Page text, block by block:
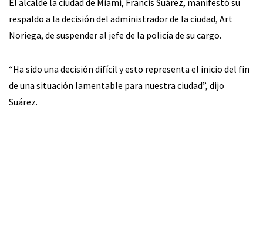
respaldo a la decisión del administrador de la ciudad, Art
Noriega, de suspender al jefe de la policía de su cargo.
“Ha sido una decisión difícil y esto representa el inicio del fin
de una situación lamentable para nuestra ciudad”, dijo
Suárez.